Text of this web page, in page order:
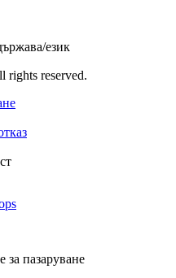
език
rights reserved.
за пазаруване